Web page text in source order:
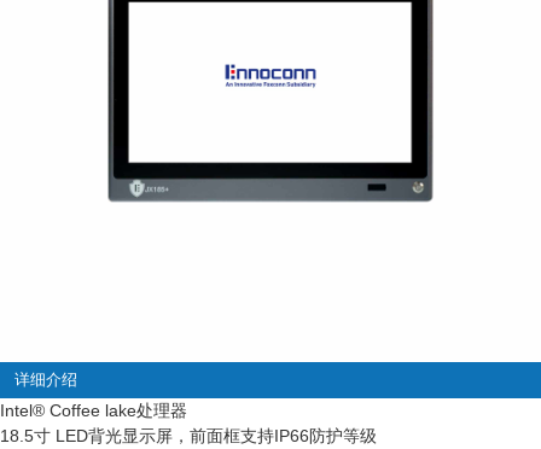
详细介绍
Intel® Coffee lake处理器
18.5寸 LED背光显示屏，前面框支持IP66防护等级